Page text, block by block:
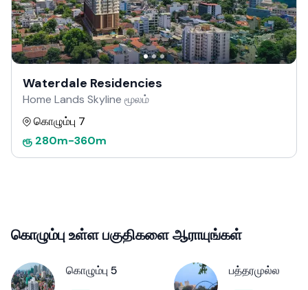
Waterdale Residencies
Home Lands Skyline மூலம்
கொழும்பு 7
ரூ 280m-360m
கொழும்பு உள்ள பகுதிகளை ஆராயுங்கள்
கொழும்பு 5 பத்தரமுல்ல